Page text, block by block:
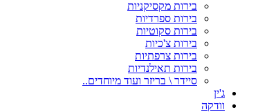
בירות מקסיקניות
בירות ספרדיות
בירות סקוטיות
בירות צ'כיות
בירות צרפתיות
בירות תאילנדיות
סיידר \ בריזר ועוד מיוחדים..
ג'ין
וודקה